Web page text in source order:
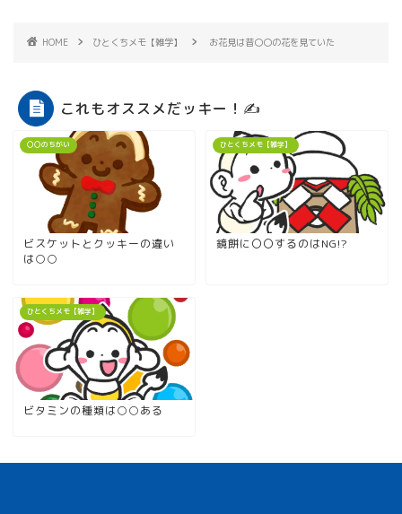
HOME ひとくちメモ【雑学】 お花見は昔〇〇の花を見ていた
これもオススメだッキー！✍
〇〇のちがい
ビスケットとクッキーの違い
は○○
ひとくちメモ【雑学】
鏡餅に〇〇するのはNG!?
ひとくちメモ【雑学】
ビタミンの種類は○○ある